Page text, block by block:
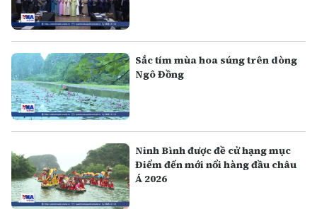
Sắc tím mùa hoa súng trên dòng
Ngô Đồng
Ninh Bình được đề cử hạng mục
Điểm đến mới nổi hàng đầu châu
Á 2026